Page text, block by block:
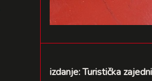
izdanje: Turistička